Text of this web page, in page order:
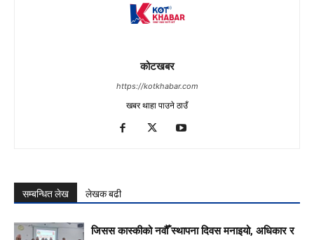
कोटखबर
https://kotkhabar.com
खबर थाहा पाउने ठाउँ
सम्बन्धित लेख लेखक बढी
जिसस कास्कीको नवौँ स्थापना दिवस मनाइयो, अधिकार र